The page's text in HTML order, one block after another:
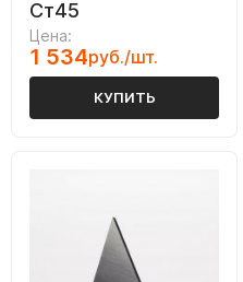
Ст45
Цена:
1 534руб./шт.
КУПИТЬ